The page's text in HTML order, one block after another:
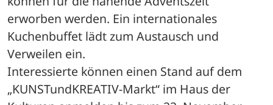
erworben werden. Ein internationales
Kuchenbuffet lädt zum Austausch und
Verweilen ein.
Interessierte können einen Stand auf dem
„KUNSTundKREATIV-Markt“ im Haus der